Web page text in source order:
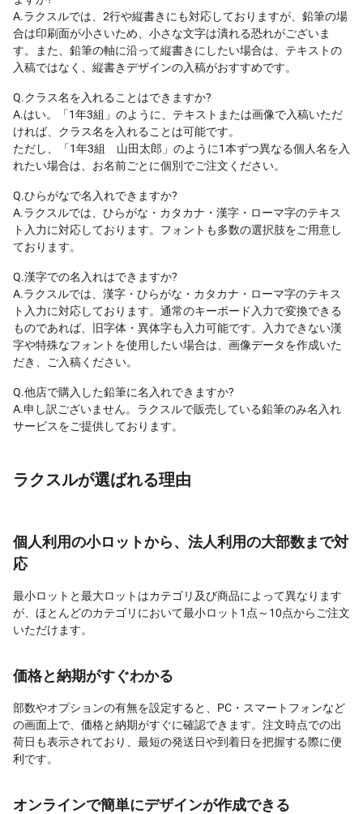
A.ラクスルでは、2行や縦書きにも対応しておりますが、鉛筆の場
合は印刷面が小さいため、小さな文字は潰れる恐れがございま
す。また、鉛筆の軸に沿って縦書きにしたい場合は、テキストの
入稿ではなく、縦書きデザインの入稿がおすすめです。
Q.クラス名を入れることはできますか?
A.はい。「1年3組」のように、テキストまたは画像で入稿いただ
ければ、クラス名を入れることは可能です。
ただし、「1年3組 山田太郎」のように1本ずつ異なる個人名を入
れたい場合は、お名前ごとに個別でご注文ください。
Q.ひらがなで名入れできますか?
A.ラクスルでは、ひらがな・カタカナ・漢字・ローマ字のテキス
ト入力に対応しております。フォントも多数の選択肢をご用意し
ております。
Q.漢字での名入れはできますか?
A.ラクスルでは、漢字・ひらがな・カタカナ・ローマ字のテキス
ト入力に対応しております。通常のキーボード入力で変換できる
ものであれば、旧字体・異体字も入力可能です。入力できない漢
字や特殊なフォントを使用したい場合は、画像データを作成いた
だき、ご入稿ください。
Q.他店で購入した鉛筆に名入れできますか?
A.申し訳ございません。ラクスルで販売している鉛筆のみ名入れ
サービスをご提供しております。
ラクスルが選ばれる理由
個人利用の小ロットから、法人利用の大部数まで対
応
最小ロットと最大ロットはカテゴリ及び商品によって異なります
が、ほとんどのカテゴリにおいて最小ロット1点～10点からご注文
いただけます。
価格と納期がすぐわかる
部数やオプションの有無を設定すると、PC・スマートフォンなど
の画面上で、価格と納期がすぐに確認できます。注文時点での出
荷日も表示されており、最短の発送日や到着日を把握する際に便
利です。
オンラインで簡単にデザインが作成できる